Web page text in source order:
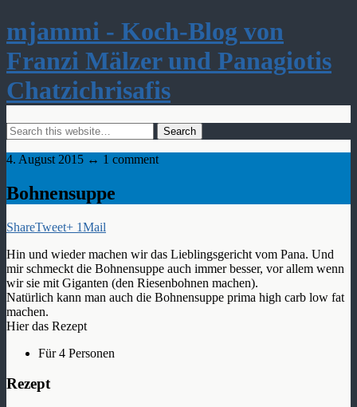
mjammi - Koch-Blog von
Franzi Mälzer und Panagiotis
Chatzichrisafis
4. August 2015 ↔ 1 comment
Bohnensuppe
ShareTweet+ 1Mail
Hin und wieder machen wir das Lieblingsgericht vom Pana. Und
mir schmeckt die Bohnensuppe auch immer besser, vor allem wenn
wir sie mit Giganten (den Riesenbohnen machen).
Natürlich kann man auch die Bohnensuppe prima high carb low fat
machen.
Hier das Rezept
Für 4 Personen
Rezept